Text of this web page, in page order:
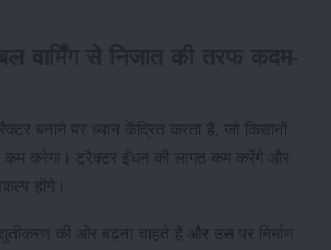
बनाने पर ध्यान केंद्रित करता है, जो किसानों
कम करेगा। ट्रैक्टर ईंधन की लागत कम करेंगे और
होंगे।
की ओर बढ़ना चाहते हैं और उस पर निर्माण